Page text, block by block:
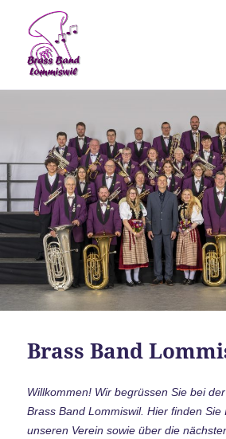
Brass Band
Willkommen! Wir begrüssen Sie bei
Brass Band Lommiswil. Hier finden
unseren Verein sowie über die